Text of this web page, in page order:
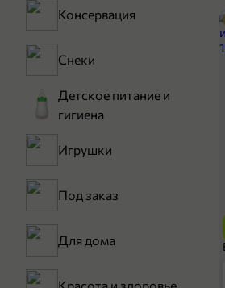
Консервация
Снеки
Детское питание и
гигиена
Игрушки
Под заказ
Для дома